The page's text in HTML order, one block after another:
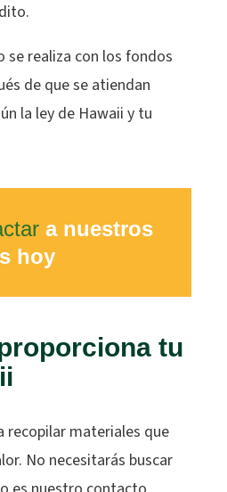
se realiza con los fondos
de que se atiendan
la ley de Hawaii y tu
a nuestros
hoy
tu
recopilar materiales que
No necesitarás buscar